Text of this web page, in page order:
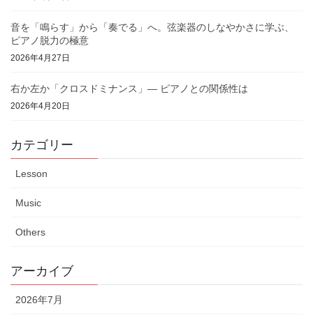
音を「鳴らす」から「奏でる」へ。弦楽器のしなやかさに学ぶ、
ピアノ脱力の極意
2026年4月27日
右か左か「クロスドミナンス」— ピアノとの関係性は
2026年4月20日
カテゴリー
Lesson
Music
Others
アーカイブ
2026年7月